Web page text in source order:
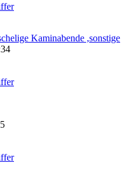
Kaminabende ,sonstige